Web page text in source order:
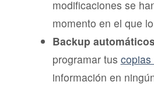
modificaciones se
momento en el que
Backup
programar tus copias
información en